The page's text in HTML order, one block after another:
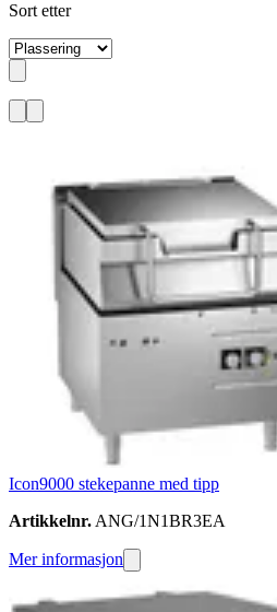
Sort etter
Icon9000 stekepanne med tipp
Artikkelnr. ANG/1N1BR3EA
Mer informasjon